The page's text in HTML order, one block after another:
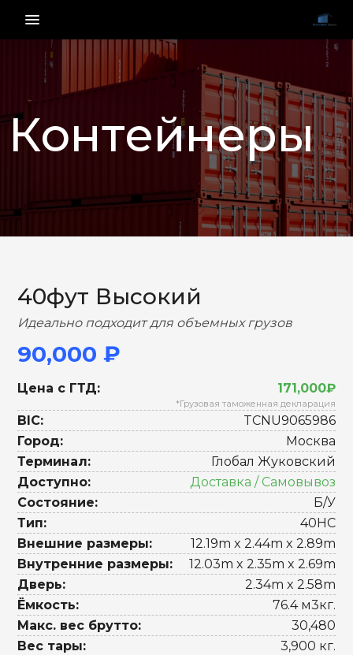
menu_vert
Контейнеры
НАЗАД ВПЕРЕД
40фут Высокий
Идеально подходит для объемных грузов
90,000 ₽
Цена с ГТД: 171,000₽
*Грузовая таможенная декларация
BIC:
TCNU9065986
Город:
Москва
Терминал:
Глобал Жуковский
Доступно:
Доставка / Самовывоз
Состояние:
Б/У
Тип:
40HC
Внешние размеры:
12.19m x 2.44m x 2.89m
Внутренние размеры:
12.03m x 2.35m x 2.69m
Дверь:
2.34m x 2.58m
Ёмкость:
76.4 м3кг.
Макс. вес брутто:
30,480
Вес тары:
3,900 кг.